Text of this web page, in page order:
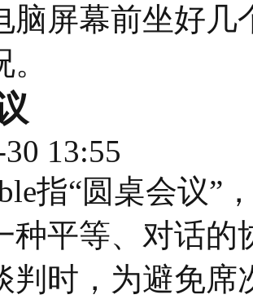
脑屏幕前坐好几
13:55
指“圆桌会议”
种平等、对话
判时，为避免